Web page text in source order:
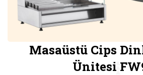
Masaüstü Cips
Ünitesi